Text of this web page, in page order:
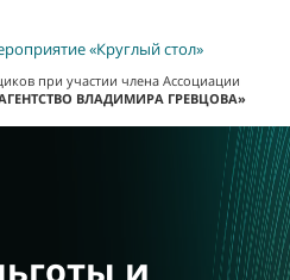
«Круглый стол»
при участии члена Ассоциации
ВЛАДИМИРА ГРЕВЦОВА»
и